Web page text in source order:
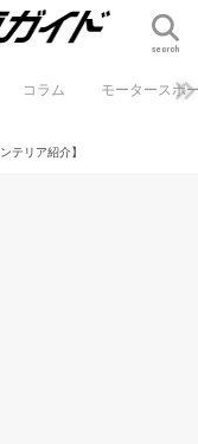
search
コラム モータースポ
テリア紹介】